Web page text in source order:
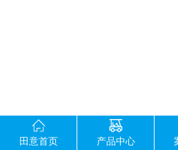
田意首页 产品中心